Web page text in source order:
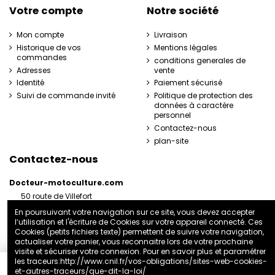
Votre compte
Mon compte
Historique de vos
commandes
Adresses
Identité
Suivi de commande invité
Notre société
Livraison
Mentions légales
conditions generales de
vente
Paiement sécurisé
Politique de protection des
données à caractère
personnel
Contactez-nous
plan-site
Contactez-nous
Docteur-motoculture.com
50 route de Villefort
France
06 35 41 62 07
docteurmotoculture2@gmail.com
En poursuivant votre navigation sur ce site, vous devez accepter
l’utilisation et l'écriture de Cookies sur votre appareil connecté. Ces
Cookies (petits fichiers texte) permettent de suivre votre navigation,
actualiser votre panier, vous reconnaitre lors de votre prochaine
visite et sécuriser votre connexion. Pour en savoir plus et paramétrer
les traceurs:http://www.cnil.fr/vos-obligations/sites-web-cookies-
et-autres-traceurs/que-dit-la-loi/